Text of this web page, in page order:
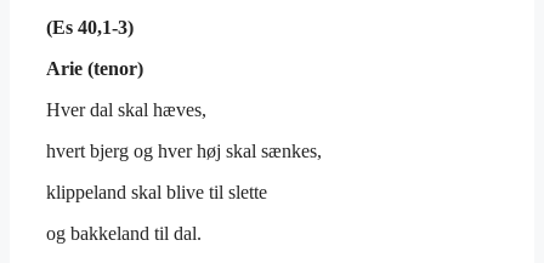
(Es 40,1-3)
Arie (tenor)
Hver dal skal hæves,
hvert bjerg og hver høj skal sænkes,
klippeland skal blive til slette
og bakkeland til dal.